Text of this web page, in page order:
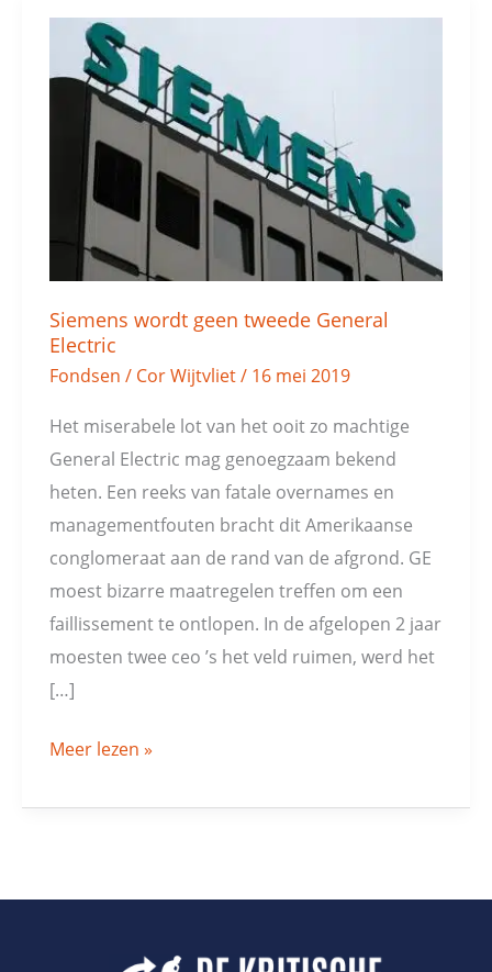
Siemens wordt geen tweede General
Electric
Fondsen / Cor Wijtvliet/ 16 mei 2019
Het miserabele lot van het ooit zo machtige
General Electric mag genoegzaam bekend
heten. Een reeks van fatale overnames en
managementfouten bracht dit Amerikaanse
conglomeraat aan de rand van de afgrond. GE
moest bizarre maatregelen treffen om een
faillissement te ontlopen. In de afgelopen 2 jaar
moesten twee ceo ’s het veld ruimen, werd het
[…]
Siemens
wordt
tweede
General
Electric
Meer lezen »